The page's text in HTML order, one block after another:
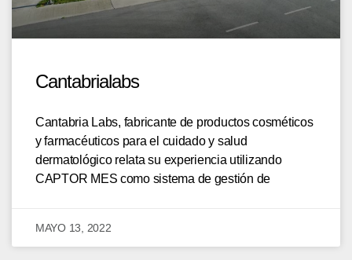
Cantabrialabs
Cantabria Labs, fabricante de productos cosméticos
y farmacéuticos para el cuidado y salud
dermatológico relata su experiencia utilizando
CAPTOR MES como sistema de gestión de
MAYO 13, 2022